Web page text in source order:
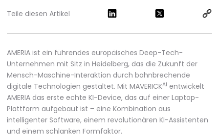
Teile diesen Artikel
AMERIA ist ein führendes europäisches Deep-Tech-
Unternehmen mit Sitz in Heidelberg, das die Zukunft der
Mensch-Maschine-Interaktion durch bahnbrechende
digitale Technologien gestaltet. Mit MAVERICKAI entwickelt
AMERIA das erste echte KI-Device, das auf einer Laptop-
Plattform aufgebaut ist – eine Kombination aus
intelligenter Software, einem revolutionären KI-Assistenten
und einem schlanken Formfaktor.